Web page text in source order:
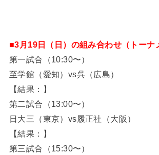
■3月19日（日）の組み合わせ（トーナ
第一試合（10:30〜）
至学館（愛知）vs呉（広島）
【結果：】
第二試合（13:00〜）
日大三（東京）vs履正社（大阪）
【結果：】
第三試合（15:30〜）